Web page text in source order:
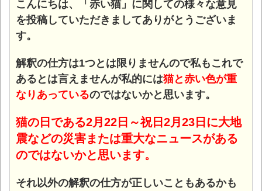
こんにちは、「赤い猫」に関しての様々な意見
を投稿していただきましてありがとうございま
す。
解釈の仕方は1つとは限りませんので私もこれで
あるとは言えませんが私的には猫と赤い色が重
なりあっているのではないかと思います。
猫の日である2月22日～祝日2月23日に大地
震などの災害または重大なニュースがある
のではないかと思います。
それ以外の解釈の仕方が正しいこともあるかも